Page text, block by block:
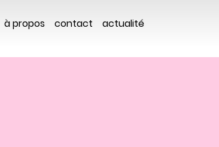
à propos contact actualité